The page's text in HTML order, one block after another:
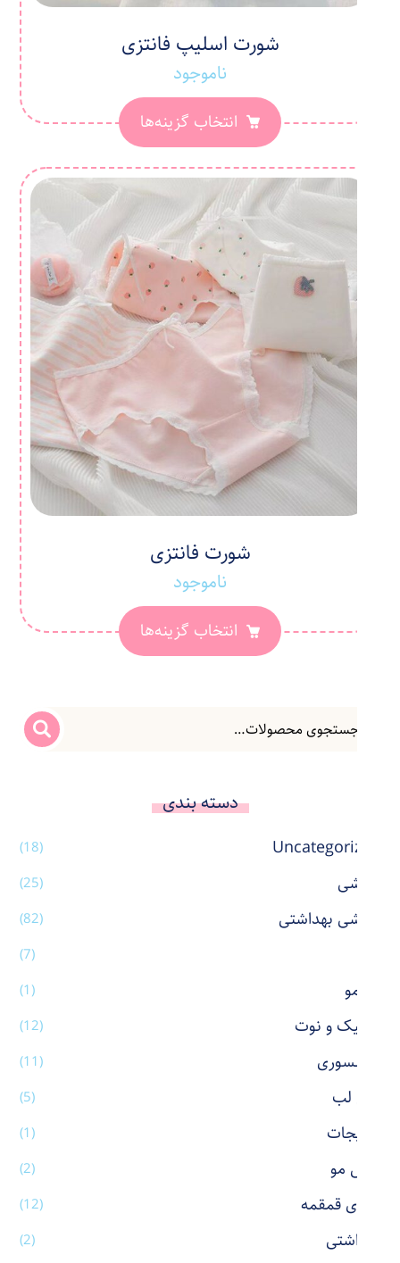
شورت اسلیپ فانتزی
ناموجود
انتخاب گزینه‌ها
شورت فانتزی
ناموجود
انتخاب گزینه‌ها
دسته بندی
Uncategorized
(18)
آرایشی (25)
آرایشی بهداشتی (82)
(7)
اتو مو (1)
استیک و نوت (12)
اکسسوری (11)
بالم لب (5)
بدلیجات (1)
برس مو (2)
بطری قمقمه (12)
بهداشتی (2)